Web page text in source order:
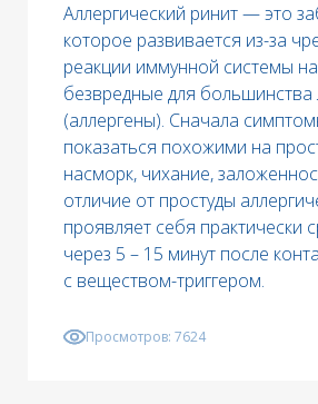
Аллергический ринит — это
которое развивается из-за
реакции иммунной системы
безвредные для
(аллергены). Сначала
показаться похожими на
насморк, чихание,
отличие от простуды
проявляет себя практически
через 5 – 15 минут после
с веществом-триггером.
Просмотров: 7624